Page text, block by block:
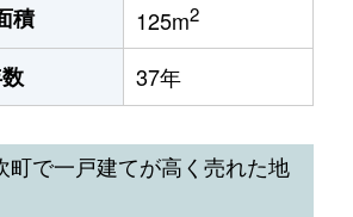
積 125m2
37年
町で一戸建てが高く売れた地